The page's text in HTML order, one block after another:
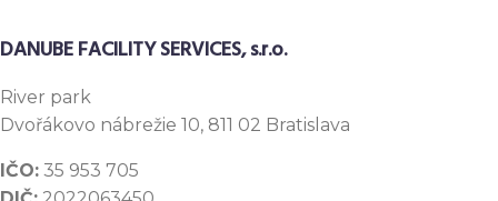
DANUBE FACILITY SERVICES, s.r.o.
River park
Dvořákovo nábrežie 10, 811 02 Bratislava
IČO: 35 953 705